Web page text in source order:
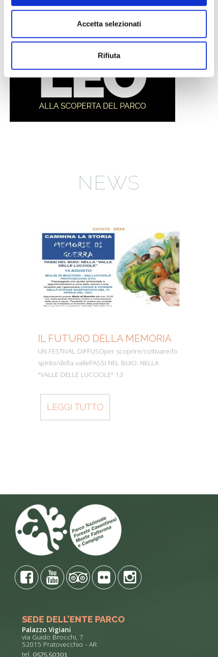
Accetta selezionati
Rifiuta
NEWS
IL FUTURO DELLA MEMORIA
UN FESTIVAL DIFFUSOper scoprire/coltivare/lo
spirito/della vallePASSI NEL BUIO: NELLA
"VALLE DELLE LUCCIOLE" 13
LEGGI TUTTO
SEDE DELL’ENTE PARCO
Palazzo Vigiani
via Guido Brocchi, 7
52015 Pratovecchio - AR
tel. 0575 50301